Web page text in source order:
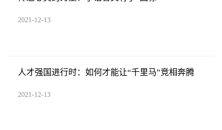
2021-12-13
人才强国进行时：如何才能让“千里马”竞相奔腾
2021-12-13